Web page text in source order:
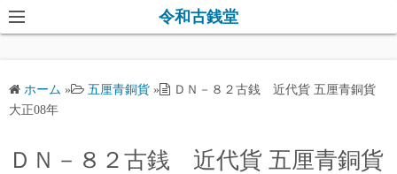
コ
ン
令和古銭堂
ホーム » 五厘青銅貨 »
ＤＮ－８２古銭 近代貨 五厘青銅貨
大正08年
ＤＮ－８２古銭 近代貨 五厘青銅貨